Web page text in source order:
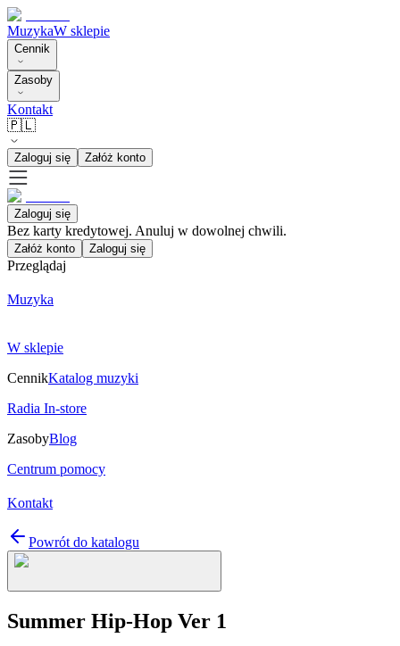
MuzykaW sklepie
Cennik
Zasoby
Kontakt
🇵🇱
Zaloguj się Załóż konto
Zaloguj się
Bez karty kredytowej. Anuluj w dowolnej chwili.
Załóż konto Zaloguj się
Przeglądaj
Muzyka
W sklepie
CennikKatalog muzyki
Radia In-store
ZasobyBlog
Centrum pomocy
Kontakt
Powrót do katalogu
Summer Hip-Hop Ver 1